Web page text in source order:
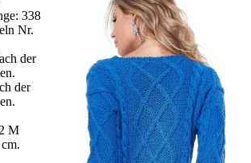
338
Nr.
der
der
M